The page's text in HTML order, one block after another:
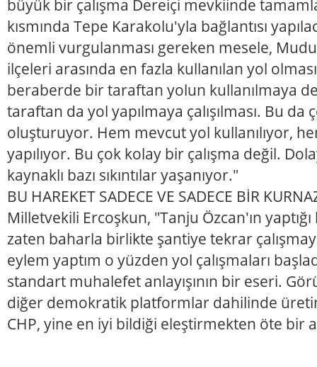
büyük bir çalışma Dereiçi mevkiinde
kısmında Tepe Karakolu'yla bağlantısı
önemli vurgulanması gereken mesele,
ilçeleri arasında en fazla kullanılan yol
beraberde bir taraftan yolun kullanılmaya
taraftan da yol yapılmaya çalışılması. Bu
oluşturuyor. Hem mevcut yol kullanılıyor,
yapılıyor. Bu çok kolay bir çalışma değil.
kaynaklı bazı sıkıntılar yaşanıyor."
BU HAREKET SADECE VE SADECE BİR
Milletvekili Ercoşkun, "Tanju Özcan'ın
zaten baharla birlikte şantiye tekrar
eylem yaptım o yüzden yol çalışmaları
standart muhalefet anlayışının bir eseri.
diğer demokratik platformlar dahilinde
CHP, yine en iyi bildiği eleştirmekten öte bir